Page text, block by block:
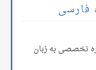
فارسی
مشاوره تخصصی به زبان